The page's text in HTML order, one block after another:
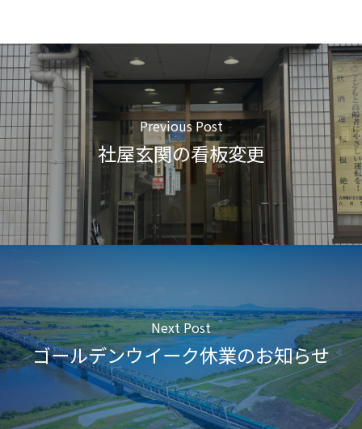
Previous Post
社屋玄関の看板変更
Next Post
ゴールデンウイーク休業のお知らせ